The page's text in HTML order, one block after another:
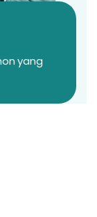
yang